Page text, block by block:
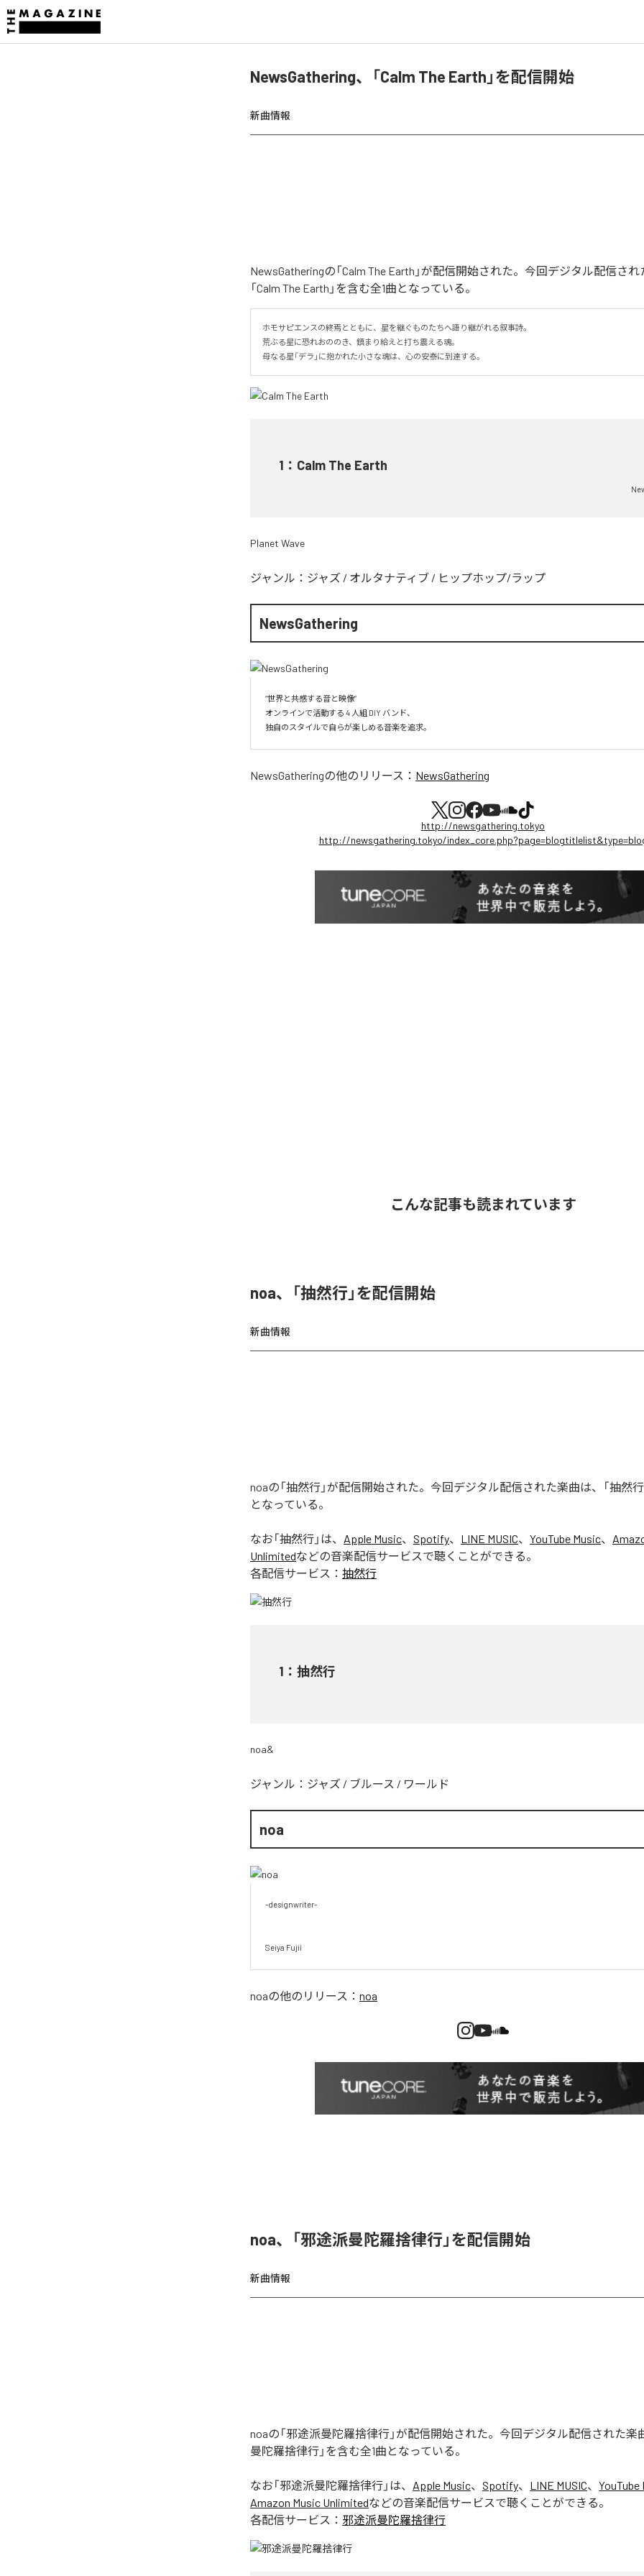
NewsGathering、「Calm The Earth」を配信開始
新曲情報
NewsGatheringの「Calm The Earth」が配信開始された。今回デジタル配信さ
「Calm The Earth」を含む全1曲となっている。
ホモサピエンスの終焉とともに、星を継ぐものたちへ語り継がれる叙事詩。
荒ぶる星に恐れおののき、鎮まり給えと打ち震える魂。
母なる星「デラ」に抱かれた小さな魂は、心の安泰に到達する。
1 ： Calm The Earth
Planet Wave
ジャンル： ジャズ / オルタナティブ / ヒップホップ/ラップ
NewsGathering
“世界と共感する音と映像”
オンラインで活動する 4 人組 DIY バンド、
独自のスタイルで自らが楽しめる音楽を追求。
NewsGatheringの他のリリース： NewsGathering
http://newsgathering.tokyo
http://newsgathering.tokyo/
こんな記事も読まれています
noa、「抽然行」を配信開始
新曲情報
noaの「抽然行」が配信開始された。今回デジタル配信された楽曲は、「抽然行
となっている。
なお「抽然行 」は、 Apple Music、 Spotify、 LINE MUSIC、 YouTube Music、
Unlimitedなどの音楽配信サービスで聴くことができる。
各配信サービス： 抽然行
1 ： 抽然行
noa&
ジャンル： ジャズ / ブルース / ワールド
noa
-designwriter-
Seiya Fujii
noaの他のリリース： noa
noa、「邪途派曼陀羅捨律行」を配信開始
新曲情報
noaの「邪途派曼陀羅捨律行」が配信開始された。今回デジタル配信された楽
曼陀羅捨律行」を含む全1曲となっている。
なお「邪途派曼陀羅捨律行 」は、 Apple Music、 Spotify、 LINE MUSIC、 YouTube
Amazon Music Unlimitedなどの音楽配信サービスで聴くことができる。
各配信サービス： 邪途派曼陀羅捨律行